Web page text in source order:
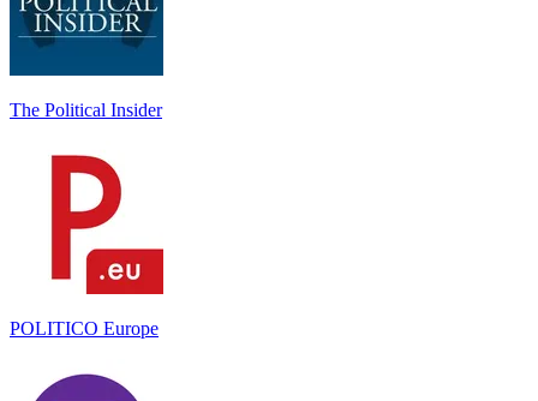
The Political Insider
POLITICO Europe